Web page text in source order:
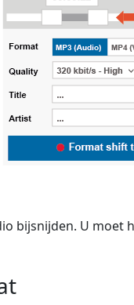
bijsnijden. U moet